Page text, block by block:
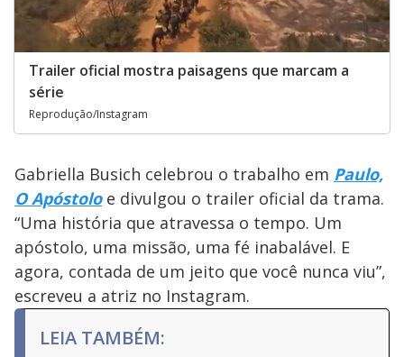
Trailer oficial mostra paisagens que marcam a
série
Reprodução/Instagram
Gabriella Busich celebrou o trabalho em Paulo,
O Apóstoloe divulgou o trailer oficial da trama.
“Uma história que atravessa o tempo. Um
apóstolo, uma missão, uma fé inabalável. E
agora, contada de um jeito que você nunca viu”,
escreveu a atriz no Instagram.
LEIA TAMBÉM: